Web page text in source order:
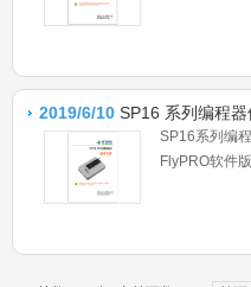
2019/6/10 SP16 系列编程
SP16系列编
FlyPRO软件